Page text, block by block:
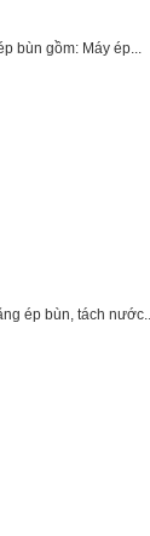
bùn gồm: Máy ép...
ép bùn, tách